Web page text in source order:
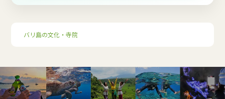
バリ島の文化・寺院